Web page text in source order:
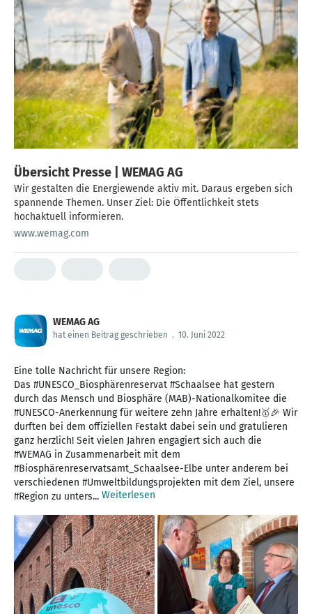
Übersicht Presse | WEMAG AG
Wir gestalten die Energiewende aktiv mit. Daraus ergeben sich
spannende Themen. Unser Ziel: Die Öffentlichkeit stets
hochaktuell informieren.
www.wemag.com
WEMAG AG
hat einen Beitrag geschrieben . 10. Juni 2022
Eine tolle Nachricht für unsere Region:
Das #UNESCO_Biosphärenreservat #Schaalsee hat gestern
durch das Mensch und Biosphäre (MAB)-Nationalkomitee die
#UNESCO-Anerkennung für weitere zehn Jahre erhalten!🥇🎉 Wir
durften bei dem offiziellen Festakt dabei sein und gratulieren
ganz herzlich! Seit vielen Jahren engagiert sich auch die
#WEMAG in Zusammenarbeit mit dem
#Biosphärenreservatsamt_Schaalsee-Elbe unter anderem bei
verschiedenen #Umweltbildungsprojekten mit dem Ziel, unsere
#Region zu unters... Weiterlesen